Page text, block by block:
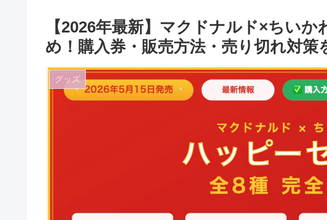
【2026年最新】マクドナルド×ちい
め！購入券・販売方法・売り切れ対策
グッズ